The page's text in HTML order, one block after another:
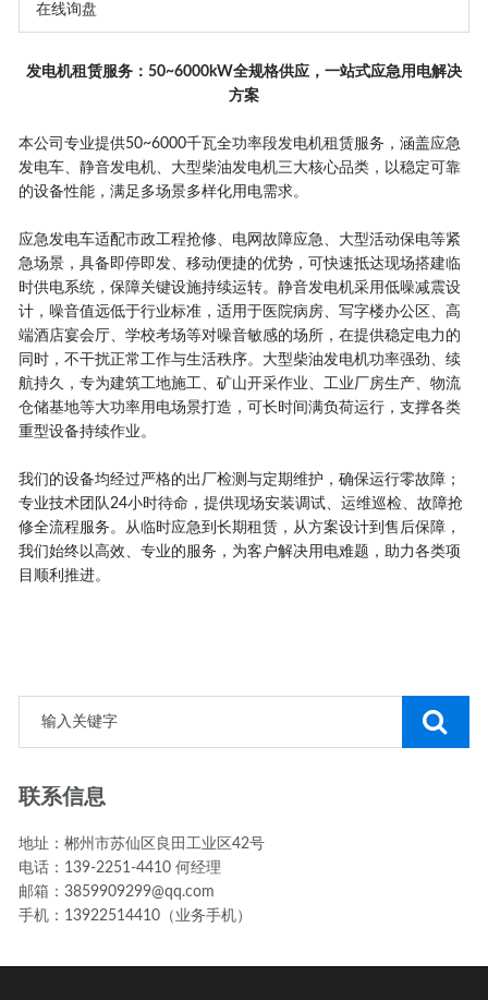
在线询盘
发电机租赁服务：50~6000kW全规格供应，一站式应急用电解决
方案
本公司专业提供50~6000千瓦全功率段发电机租赁服务，涵盖应急
发电车、静音发电机、大型柴油发电机三大核心品类，以稳定可靠
的设备性能，满足多场景多样化用电需求。
应急发电车适配市政工程抢修、电网故障应急、大型活动保电等紧
急场景，具备即停即发、移动便捷的优势，可快速抵达现场搭建临
时供电系统，保障关键设施持续运转。静音发电机采用低噪减震设
计，噪音值远低于行业标准，适用于医院病房、写字楼办公区、高
端酒店宴会厅、学校考场等对噪音敏感的场所，在提供稳定电力的
同时，不干扰正常工作与生活秩序。大型柴油发电机功率强劲、续
航持久，专为建筑工地施工、矿山开采作业、工业厂房生产、物流
仓储基地等大功率用电场景打造，可长时间满负荷运行，支撑各类
重型设备持续作业。
我们的设备均经过严格的出厂检测与定期维护，确保运行零故障；
专业技术团队24小时待命，提供现场安装调试、运维巡检、故障抢
修全流程服务。从临时应急到长期租赁，从方案设计到售后保障，
我们始终以高效、专业的服务，为客户解决用电难题，助力各类项
目顺利推进。
联系信息
地址：郴州市苏仙区良田工业区42号
电话：139-2251-4410 何经理
邮箱：3859909299@qq.com
手机：13922514410（业务手机）